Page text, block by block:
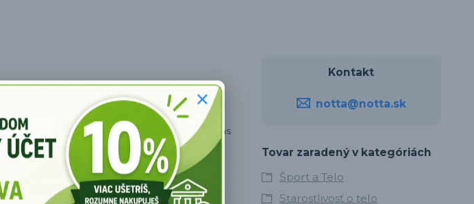
masér. Ďalej posilňuje pokožku a dostane vás
akejkoľvek časti vášho tela.
Kontakt
notta@notta.sk
Tovar zaradený v kategóriách
Šport a Telo
Starostlivosť o telo